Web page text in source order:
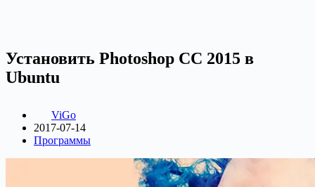
Установить Photoshop CC 2015 в
Ubuntu
ViGo
2017-07-14
Программы